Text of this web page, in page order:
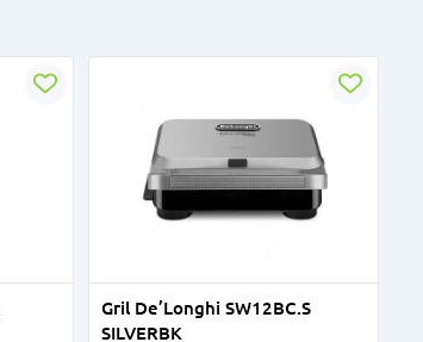
Gril De’Longhi SW12BC.S
SILVERBK